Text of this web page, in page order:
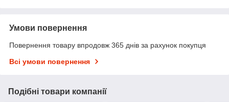
Умови повернення
Повернення товару впродовж 365 днів за рахунок покупця
Всі умови повернення
Подібні товари компанії